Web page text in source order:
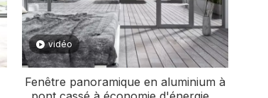
vidéo
Fenêtre panoramique en aluminium à